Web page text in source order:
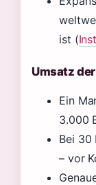
ist (
Umsatz
Ein
3.000
Bei 30
– vor